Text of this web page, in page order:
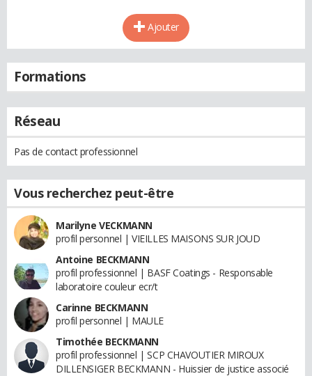
Ajouter
Formations
Réseau
Pas de contact professionnel
Vous recherchez peut-être
Marilyne VECKMANN
profil personnel | VIEILLES MAISONS SUR JOUD
Antoine BECKMANN
profil professionnel | BASF Coatings - Responsable
laboratoire couleur ecr/t
Carinne BECKMANN
profil personnel | MAULE
Timothée BECKMANN
profil professionnel | SCP CHAVOUTIER MIROUX
DILLENSIGER BECKMANN - Huissier de justice associé